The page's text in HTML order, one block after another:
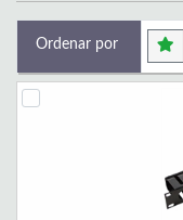
Ordenar por